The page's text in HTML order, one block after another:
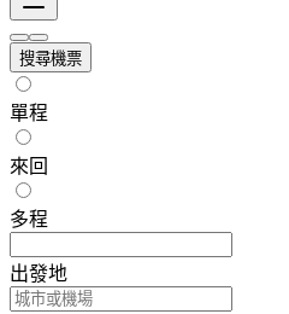
搜尋機票
單程
來回
多程
出發地